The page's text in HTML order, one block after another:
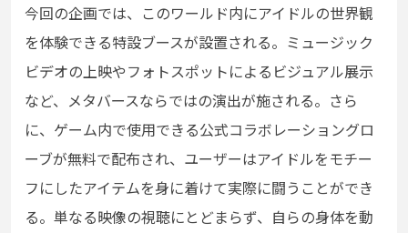
今回の企画では、このワールド内にアイドルの世界観
を体験できる特設ブースが設置される。ミュージック
ビデオの上映やフォトスポットによるビジュアル展示
など、メタバースならではの演出が施される。さら
に、ゲーム内で使用できる公式コラボレーショングロ
ーブが無料で配布され、ユーザーはアイドルをモチー
フにしたアイテムを身に着けて実際に闘うことができ
る。単なる映像の視聴にとどまらず、自らの身体を動